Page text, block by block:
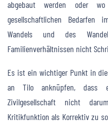
abgebaut werden oder
gesellschaftlichen Bedarfen
Wandels und des
Familienverhältnissen nicht
Es ist ein wichtiger Punkt in
an Tilo anknüpfen, dass
Zivilgesellschaft nicht
Kritikfunktion als Korrektiv zu